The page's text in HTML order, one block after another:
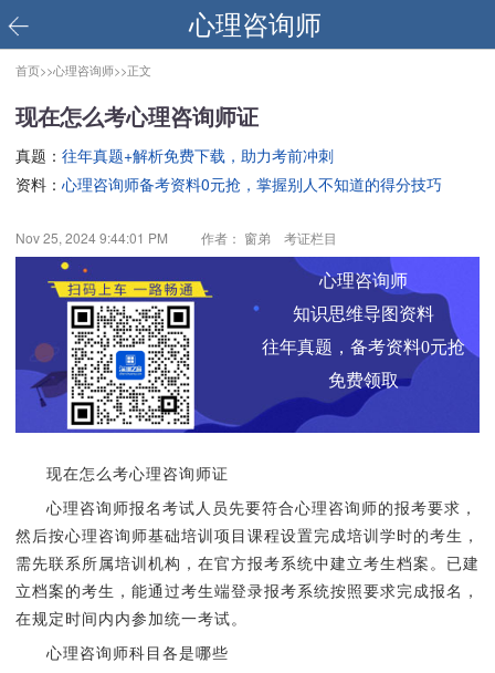
心理咨询师
首页>>心理咨询师>>正文
现在怎么考心理咨询师证
真题： 往年真题+解析免费下载，助力考前冲刺
资料： 心理咨询师备考资料0元抢，掌握别人不知道的得分技巧
Nov 25, 2024 9:44:01 PM 作者： 窗弟 考证栏目
心理咨询师
知识思维导图资料
往年真题，备考资料0元抢
免费领取
现在怎么考心理咨询师证
心理咨询师报名考试人员先要符合心理咨询师的报考要求，
然后按心理咨询师基础培训项目课程设置完成培训学时的考生，
需先联系所属培训机构，在官方报考系统中建立考生档案。已建
立档案的考生，能通过考生端登录报考系统按照要求完成报名，
在规定时间内内参加统一考试。
心理咨询师科目各是哪些